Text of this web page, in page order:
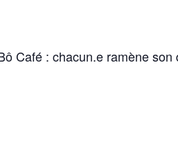
Café : chacun.e ramène